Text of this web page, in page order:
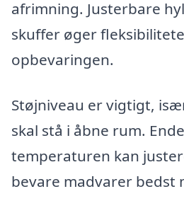
afrimning. Justerbare
skuffer øger
opbevaringen.
Støjniveau er vigtigt,
skal stå i åbne rum.
temperaturen kan
bevare madvarer bedst